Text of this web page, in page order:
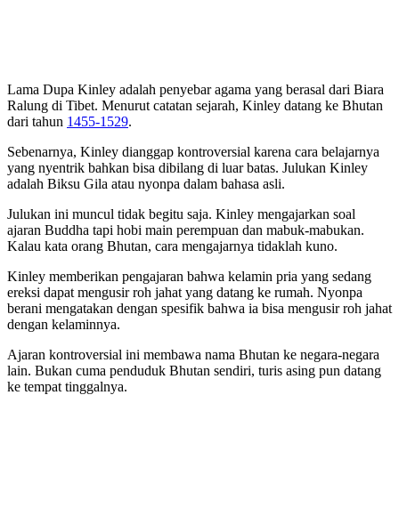
Lama Dupa Kinley adalah penyebar agama yang berasal dari Biara
Ralung di Tibet. Menurut catatan sejarah, Kinley datang ke Bhutan
dari tahun 1455-1529.
Sebenarnya, Kinley dianggap kontroversial karena cara belajarnya
yang nyentrik bahkan bisa dibilang di luar batas. Julukan Kinley
adalah Biksu Gila atau nyonpa dalam bahasa asli.
Julukan ini muncul tidak begitu saja. Kinley mengajarkan soal
ajaran Buddha tapi hobi main perempuan dan mabuk-mabukan.
Kalau kata orang Bhutan, cara mengajarnya tidaklah kuno.
Kinley memberikan pengajaran bahwa kelamin pria yang sedang
ereksi dapat mengusir roh jahat yang datang ke rumah. Nyonpa
berani mengatakan dengan spesifik bahwa ia bisa mengusir roh jahat
dengan kelaminnya.
Ajaran kontroversial ini membawa nama Bhutan ke negara-negara
lain. Bukan cuma penduduk Bhutan sendiri, turis asing pun datang
ke tempat tinggalnya.